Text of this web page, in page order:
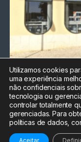
Utilizamos cookies
uma experiência
não confidenciais
tecnologia ou
controlar totalmente
gerenciadas. Para
políticas de dados,
Aceitar